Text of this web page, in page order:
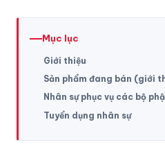
Mục lục
Giới thiệu
Sản phẩm đang bán (giới
Nhân sự phục vụ các bộ
Tuyển dụng nhân sự